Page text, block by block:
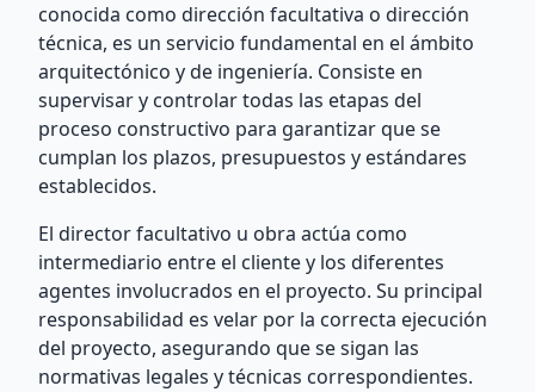
conocida como dirección facultativa o dirección
técnica, es un servicio fundamental en el ámbito
arquitectónico y de ingeniería. Consiste en
supervisar y controlar todas las etapas del
proceso constructivo para garantizar que se
cumplan los plazos, presupuestos y estándares
establecidos.
El director facultativo u obra actúa como
intermediario entre el cliente y los diferentes
agentes involucrados en el proyecto. Su principal
responsabilidad es velar por la correcta ejecución
del proyecto, asegurando que se sigan las
normativas legales y técnicas correspondientes.